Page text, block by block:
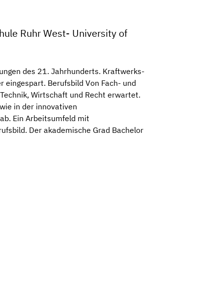
Ruhr West- University of
des 21. Jahrhunderts. Kraftwerks-
Berufsbild Von Fach- und
Wirtschaft und Recht erwartet.
in der innovativen
Ein Arbeitsumfeld mit
Der akademische Grad Bachelor